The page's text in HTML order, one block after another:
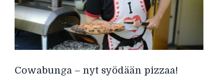
Cowabunga – nyt syödään pizzaa!